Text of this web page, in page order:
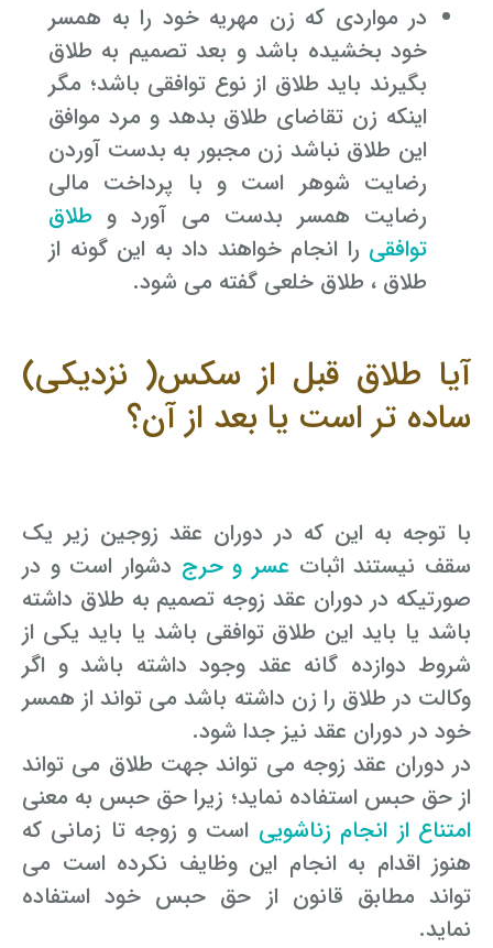
در مواردی که زن مهریه خود را به همسر
خود بخشیده باشد و بعد تصمیم به طلاق
بگیرند باید طلاق از نوع توافقی باشد؛ مگر
اینکه زن تقاضای طلاق بدهد و مرد موافق
این طلاق نباشد زن مجبور به بدست آوردن
رضایت شوهر است و با پرداخت مالی
رضایت همسر بدست می آورد و طلاق
توافقی را انجام خواهند داد به این گونه از
طلاق ، طلاق خلعی گفته می شود.
آیا طلاق قبل از سکس( نزدیکی)
ساده تر است یا بعد از آن؟
با توجه به این که در دوران عقد زوجین زیر یک
سقف نیستند اثبات عسر و حرج دشوار است و در
صورتیکه در دوران عقد زوجه تصمیم به طلاق داشته
باشد یا باید این طلاق توافقی باشد یا باید یکی از
شروط دوازده گانه عقد وجود داشته باشد و اگر
وکالت در طلاق را زن داشته باشد می تواند از همسر
خود در دوران عقد نیز جدا شود.
در دوران عقد زوجه می تواند جهت طلاق می تواند
از حق حبس استفاده نماید؛ زیرا حق حبس به معنی
امتناع از انجام زناشویی است و زوجه تا زمانی که
هنوز اقدام به انجام این وظایف نکرده است می
تواند مطابق قانون از حق حبس خود استفاده
نماید.